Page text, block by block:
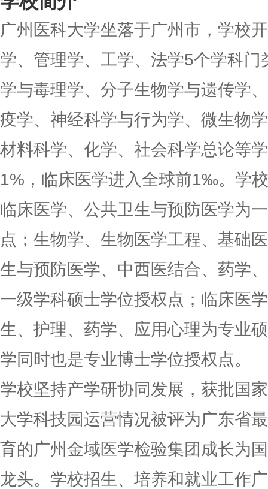
广州医科大学坐落于广州市，学校
学、管理学、工学、法学5个学科
学与毒理学、分子生物学与遗传学
疫学、神经科学与行为学、微生物
材料科学、化学、社会科学总论等
1%，临床医学进入全球前1‰。学
临床医学、公共卫生与预防医学为
点；生物学、生物医学工程、基础
生与预防医学、中西医结合、药学
一级学科硕士学位授权点；临床医
生、护理、药学、应用心理为专业
学同时也是专业博士学位授权点。
学校坚持产学研协同发展，获批国
大学科技园运营情况被评为广东省
育的广州金域医学检验集团成长为
龙头。学校招生、培养和就业工作